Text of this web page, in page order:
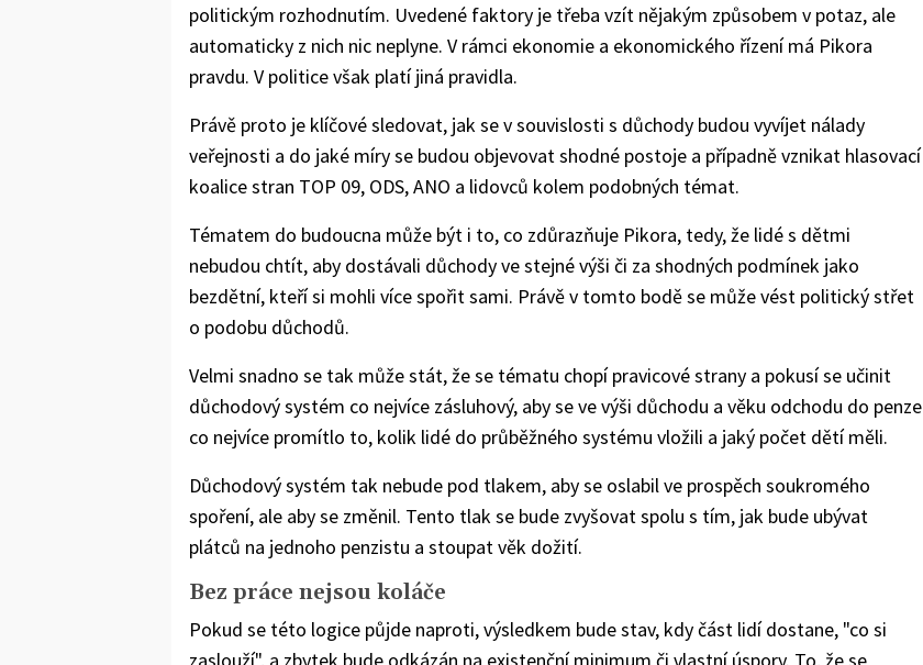
politickým rozhodnutím. Uvedené faktory je třeba vzít nějakým způsobem v potaz, ale
automaticky z nich nic neplyne. V rámci ekonomie a ekonomického řízení má Pikora
pravdu. V politice však platí jiná pravidla.
Právě proto je klíčové sledovat, jak se v souvislosti s důchody budou vyvíjet nálady
veřejnosti a do jaké míry se budou objevovat shodné postoje a případně vznikat hlasovací
koalice stran TOP 09, ODS, ANO a lidovců kolem podobných témat.
Tématem do budoucna může být i to, co zdůrazňuje Pikora, tedy, že lidé s dětmi
nebudou chtít, aby dostávali důchody ve stejné výši či za shodných podmínek jako
bezdětní, kteří si mohli více spořit sami. Právě v tomto bodě se může vést politický střet
o podobu důchodů.
Velmi snadno se tak může stát, že se tématu chopí pravicové strany a pokusí se učinit
důchodový systém co nejvíce zásluhový, aby se ve výši důchodu a věku odchodu do penze
co nejvíce promítlo to, kolik lidé do průběžného systému vložili a jaký počet dětí měli.
Důchodový systém tak nebude pod tlakem, aby se oslabil ve prospěch soukromého
spoření, ale aby se změnil. Tento tlak se bude zvyšovat spolu s tím, jak bude ubývat
plátců na jednoho penzistu a stoupat věk dožití.
Bez práce nejsou koláče
Pokud se této logice půjde naproti, výsledkem bude stav, kdy část lidí dostane, "co si
zaslouží", a zbytek bude odkázán na existenční minimum či vlastní úspory. To, že se